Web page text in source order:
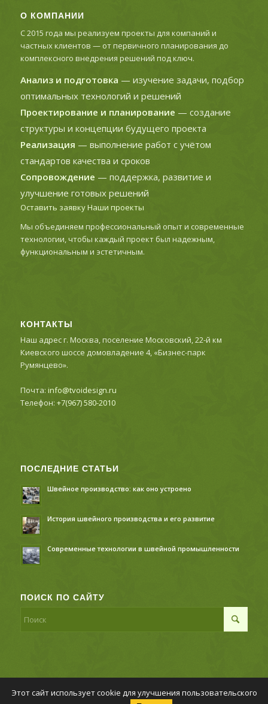
О КОМПАНИИ
С 2015 года мы реализуем проекты для компаний и
частных клиентов — от первичного планирования до
комплексного внедрения решений под ключ.
Анализ и подготовка — изучение задачи, подбор
оптимальных технологий и решений
Проектирование и планирование — создание
структуры и концепции будущего проекта
Реализация — выполнение работ с учётом
стандартов качества и сроков
Сопровождение — поддержка, развитие и
улучшение готовых решений
Оставить заявкуНаши проекты
Мы объединяем профессиональный опыт и современные
технологии, чтобы каждый проект был надежным,
функциональным и эстетичным.
КОНТАКТЫ
Наш адрес г. Москва, поселение Московский, 22-й км
Киевского шоссе домовладение 4, «Бизнес-парк
Румянцево».
Почта: info@tvoidesign.ru
Телефон: +7(967) 580-2010
ПОСЛЕДНИЕ СТАТЬИ
Швейное производство: как оно устроено
История швейного производства и его развитие
Современные технологии в швейной промышленности
ПОИСК ПО САЙТУ
© Копирайт - Швейное производство,Политика
Этот сайт использует cookie для улучшения пользовательского